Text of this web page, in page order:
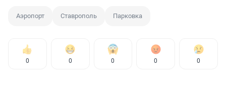
Аэропорт Ставрополь Парковка
0 0 0 0 0